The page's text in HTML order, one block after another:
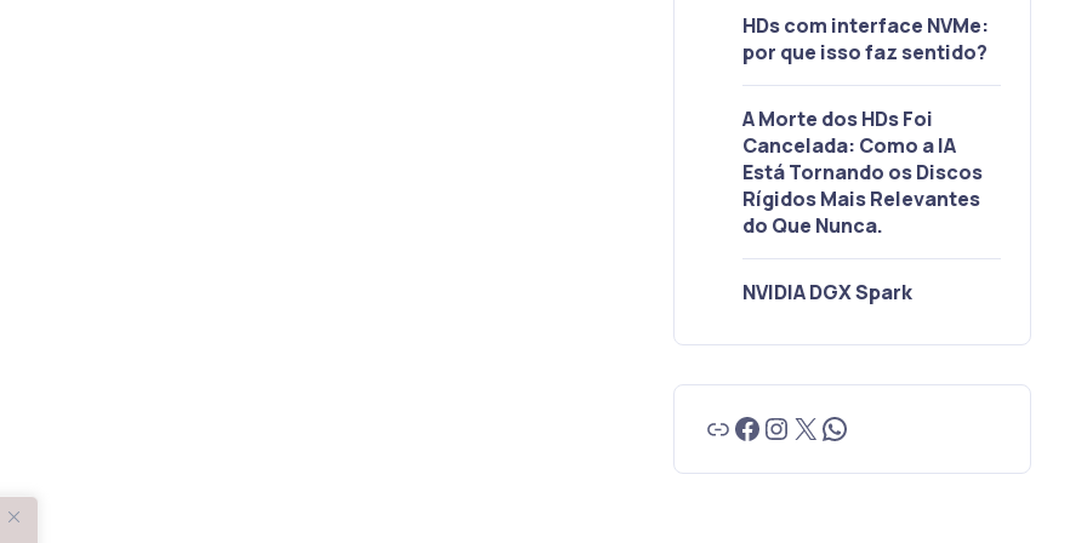
HDs com interface NVMe:
por que isso faz sentido?
A Morte dos HDs Foi
Cancelada: Como a IA
Está Tornando os Discos
Rígidos Mais Relevantes
do Que Nunca.
NVIDIA DGX Spark
LinkFacebook
Instagram
X WhatsApp